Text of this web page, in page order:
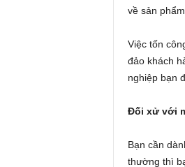
về sản
Việc tốn
đảo khách
nghiệp bạn
Đối xử với
Bạn cần
thường thì